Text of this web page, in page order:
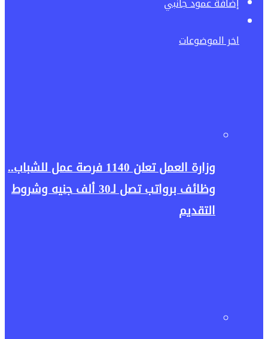
اخر الموضوعات
وزارة العمل تعلن 1140 فرصة عمل للشباب..
وظائف برواتب تصل لـ30 ألف جنيه وشروط
التقديم